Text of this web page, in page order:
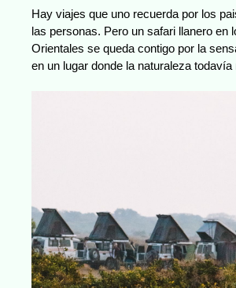
Hay viajes que uno recuerda por los
las personas. Pero un safari llanero en
Orientales se queda contigo por la
en un lugar donde la naturaleza todavía